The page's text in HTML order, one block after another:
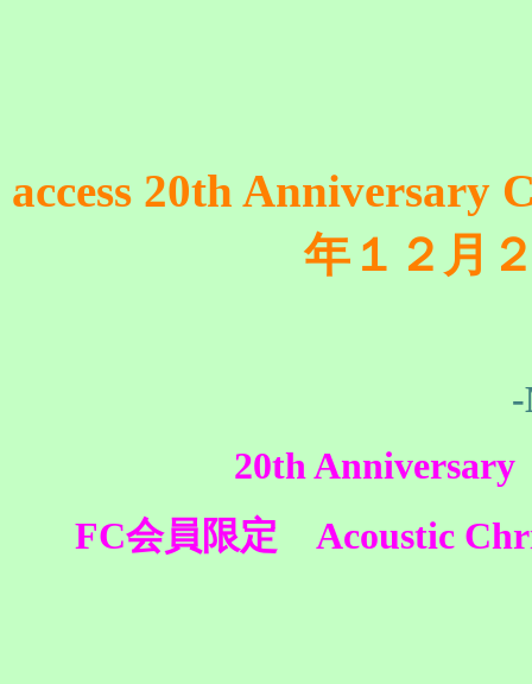
access 20th Anniversary
年１２月
20th
FC会員限定 Acoustic